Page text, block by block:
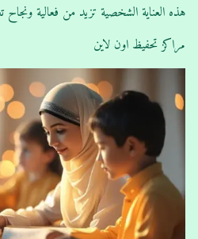
هذه العناية الشخصية تزيد من فعالية ونجاح
مراكز تحفيظ اون لاين